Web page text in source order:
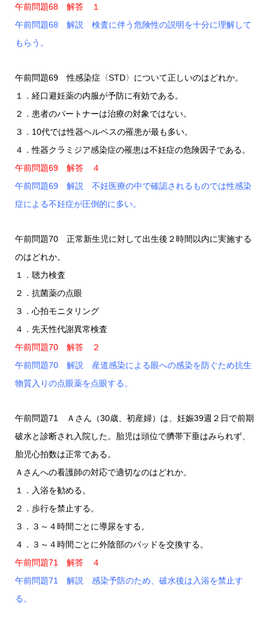
午前問題68 解答 １
午前問題68 解説 検査に伴う危険性の説明を十分に理解して
もらう。
午前問題69 性感染症〈STD〉について正しいのはどれか。
１．経口避妊薬の内服が予防に有効である。
２．患者のパートナーは治療の対象ではない。
３．10代では性器ヘルペスの罹患が最も多い。
４．性器クラミジア感染症の罹患は不妊症の危険因子である。
午前問題69 解答 ４
午前問題69 解説 不妊医療の中で確認されるものでは性感染
症による不妊症が圧倒的に多い。
午前問題70 正常新生児に対して出生後２時間以内に実施する
のはどれか。
１．聴力検査
２．抗菌薬の点眼
３．心拍モニタリング
４．先天性代謝異常検査
午前問題70 解答 ２
午前問題70 解説 産道感染による眼への感染を防ぐため抗生
物質入りの点眼薬を点眼する。
午前問題71 Ａさん（30歳、初産婦）は、妊娠39週２日で前期
破水と診断され入院した。胎児は頭位で臍帯下垂はみられず、
胎児心拍数は正常である。
Ａさんへの看護師の対応で適切なのはどれか。
１．入浴を勧める。
２．歩行を禁止する。
３．３～４時間ごとに導尿をする。
４．３～４時間ごとに外陰部のパッドを交換する。
午前問題71 解答 ４
午前問題71 解説 感染予防のため、破水後は入浴を禁止す
る。